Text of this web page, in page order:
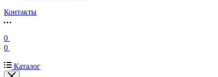
Контакты
0
0
Каталог